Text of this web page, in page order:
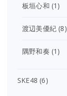
板垣心和 (1)
渡辺美優紀 (8)
隅野和奏 (1)
SKE48 (6)